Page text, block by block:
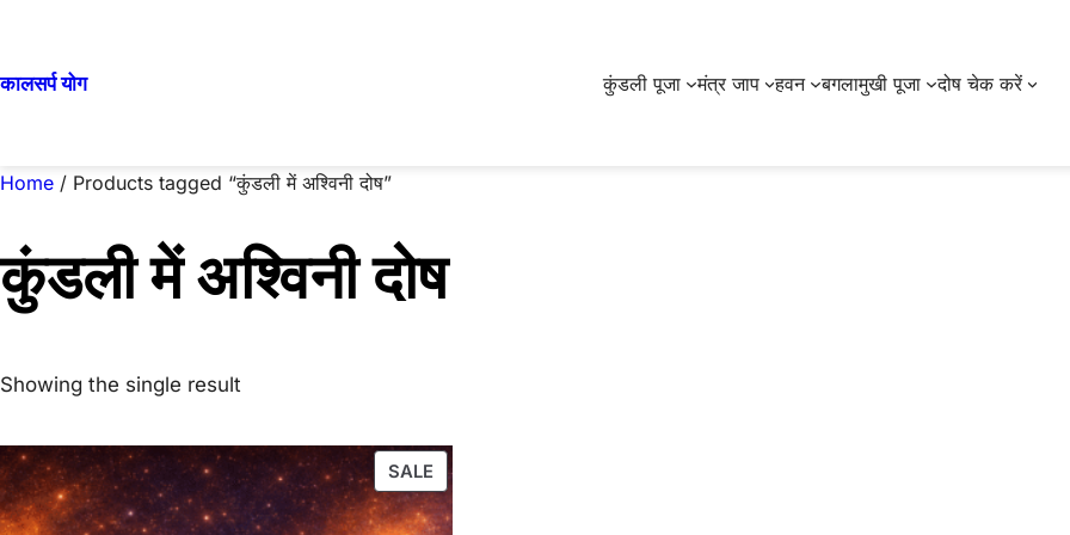
content
कालसर्प योग कुंडली पूजा मंत्र जाप हवन बगलामुखी पूजा दोष चेक करें
Home / Products tagged “कुंडली में अश्विनी दोष”
कुंडली में अश्विनी दोष
Showing the single result
SALE PRODUCT
ON